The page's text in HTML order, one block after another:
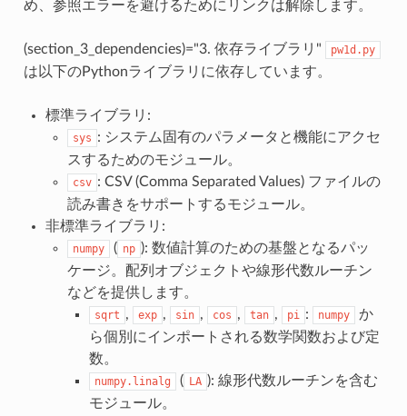
め、参照エラーを避けるためにリンクは解除します。
(section_3_dependencies)="3. 依存ライブラリ" pw1d.py
は以下のPythonライブラリに依存しています。
標準ライブラリ:
sys : システム固有のパラメータと機能にアクセ
スするためのモジュール。
csv : CSV (Comma Separated Values) ファイルの
読み書きをサポートするモジュール。
非標準ライブラリ:
numpy ( np ): 数値計算のための基盤となるパッ
ケージ。配列オブジェクトや線形代数ルーチン
などを提供します。
sqrt , exp , sin , cos , tan , pi : numpy
か
ら個別にインポートされる数学関数および定
数。
numpy.linalg ( LA ): 線形代数ルーチンを含む
モジュール。